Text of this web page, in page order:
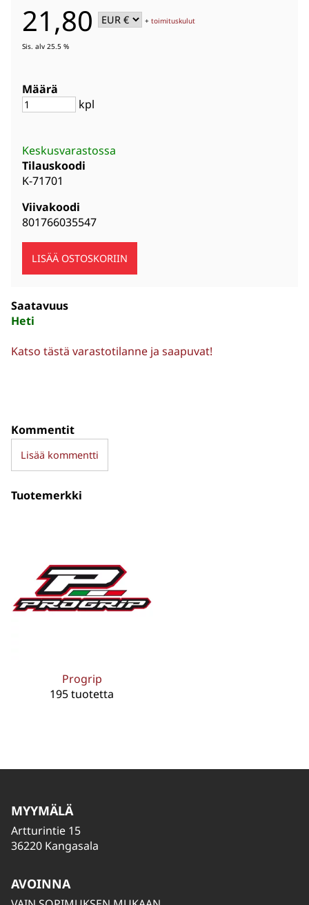
21,80 +toimituskulut
Sis. alv 25.5 %
Määrä
kpl
Keskusvarastossa
Tilauskoodi
K-71701
Viivakoodi
801766035547
Saatavuus
Heti
Katso tästä varastotilanne ja saapuvat!
Kommentit
Lisää kommentti
Tuotemerkki
Progrip
195 tuotetta
MYYMÄLÄ
Artturintie 15
36220 Kangasala
AVOINNA